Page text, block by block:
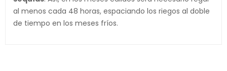
al menos cada 48 horas, espaciando los riegos al doble
de tiempo en los meses fríos.